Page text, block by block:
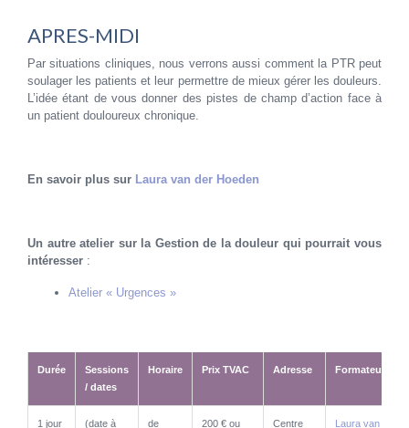
APRES-MIDI
Par situations cliniques, nous verrons aussi comment la PTR peut
soulager les patients et leur permettre de mieux gérer les douleurs.
L’idée étant de vous donner des pistes de champ d’action face à
un patient douloureux chronique.
En savoir plus sur Laura van der Hoeden
Un autre atelier sur la Gestion de la douleur qui pourrait vous
intéresser :
Atelier « Urgences »
Durée
Sessions
/ dates
Horaire Prix TVAC Adresse Formateurs
1 jour
(date à de 200 € ou Centre Laura van